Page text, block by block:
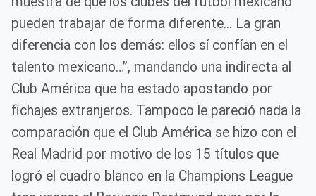
pueden trabajar de forma diferente... La gran
diferencia con los demás: ellos sí confían en el
talento mexicano…”, mandando una indirecta al
Club América que ha estado apostando por
fichajes extranjeros. Tampoco le pareció nada la
comparación que el Club América se hizo con el
Real Madrid por motivo de los 15 títulos que
logró el cuadro blanco en la Champions League